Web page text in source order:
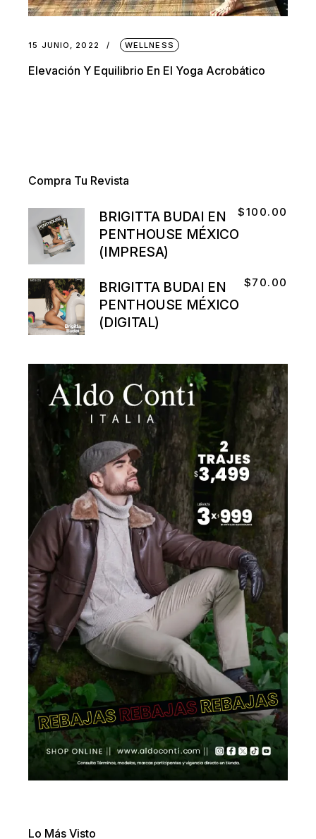
15 JUNIO, 2022 WELLNESS
Elevación Y Equilibrio En El Yoga Acrobático
Compra Tu Revista
BRIGITTA BUDAI EN
PENTHOUSE MÉXICO
(IMPRESA)
$100.00
BRIGITTA BUDAI EN
PENTHOUSE MÉXICO
(DIGITAL)
$70.00
Lo Más Visto